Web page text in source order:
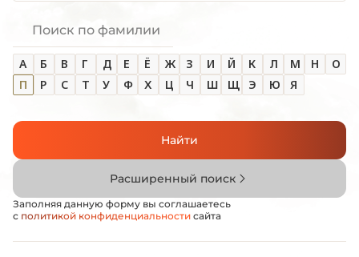
Поиск по фамилии
А Б В Г Д Е Ё Ж З И Й К Л М Н
О
П
Р С Т У Ф Х Ц Ч Ш Щ Э Ю Я
Найти
Расширенный поиск
Заполняя данную форму вы соглашаетесь
с политикой конфиденциальности сайта